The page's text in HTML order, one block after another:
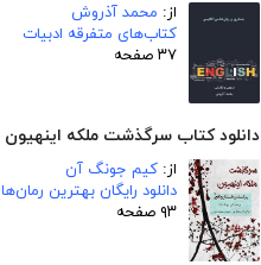
از: محمد آذروش
کتاب‌های متفرقه ادبیات
۳۷ صفحه
دانلود کتاب سرگذشت ملکه اینهیون
از: کیم جونگ آن
دانلود رایگان بهترین رمان‌ها
۹۳ صفحه